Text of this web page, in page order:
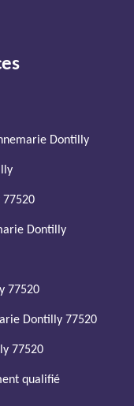
Dontilly
Dontilly
77520
Dontilly 77520
77520
qualifié